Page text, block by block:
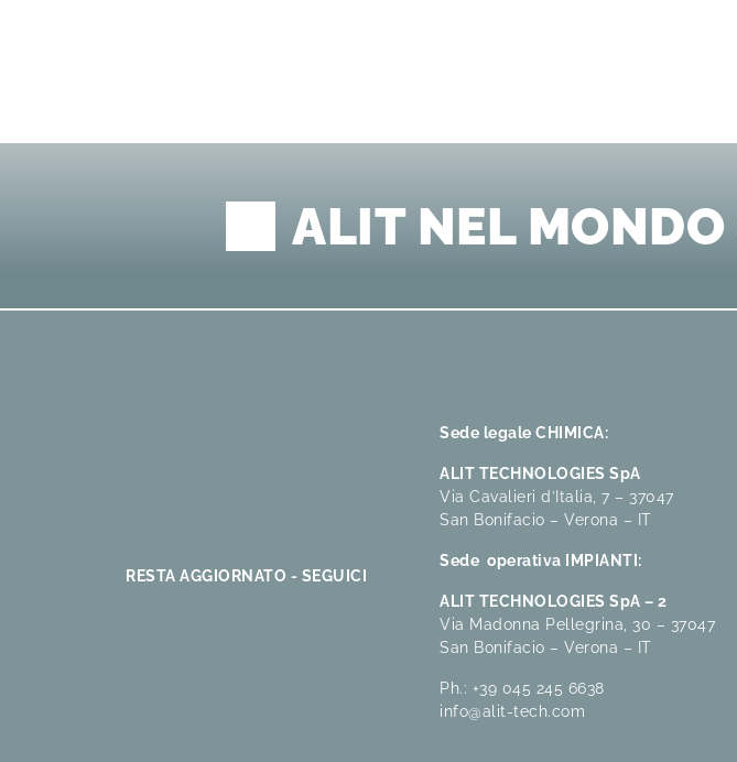
ALIT NEL MONDO
RESTA AGGIORNATO - SEGUICI
Sede legale CHIMICA:
ALIT TECHNOLOGIES SpA
Via Cavalieri d’Italia, 7 – 37047
San Bonifacio – Verona – IT
Sede operativa IMPIANTI:
ALIT TECHNOLOGIES SpA – 2
Via Madonna Pellegrina, 30 – 37047
San Bonifacio – Verona – IT
Ph.: +39 045 245 6638
info@alit-tech.com